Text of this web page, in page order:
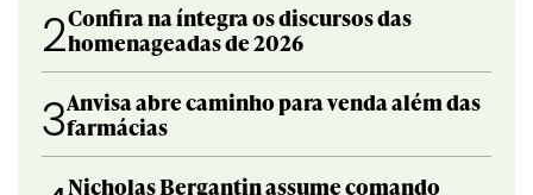
2Confira na íntegra os discursos das
homenageadas de 2026
3Anvisa abre caminho para venda além das
farmácias
Nicholas Bergantin assume comando